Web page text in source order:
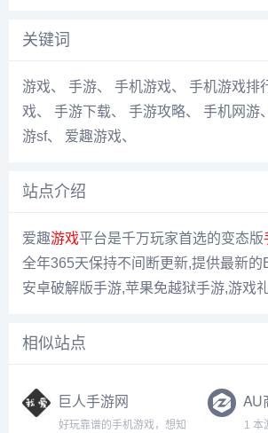
关键词
游戏、 手游、 手机游戏、 手机游戏排
戏、 手游下载、 手游攻略、 手机网游
游sf、 爱趣游戏、
站点介绍
爱趣游戏平台是千万玩家首选的变态版
全年365天保持不间断更新,提供最新的
安卓破解版手游,苹果免越狱手游,游戏
相似站点
巨人手游网
好玩靠谱的手机游戏，想知
AU
1 本